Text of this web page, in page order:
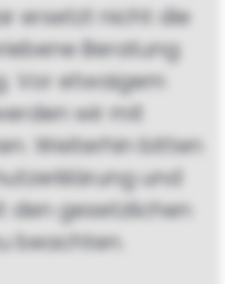
ersetzt nicht die
Beratung
wir mit
Weiterhin bitten
beachten.